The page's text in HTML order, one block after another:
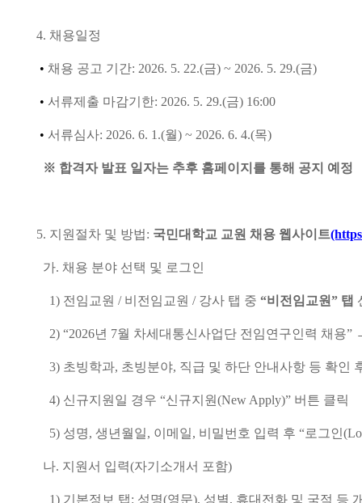
4. 채용일정
• 채용 공고 기간: 2026. 5. 22.(금) ~ 2026. 5. 29.(금)
• 서류제출 마감기한: 2026. 5. 29.(금) 16:00
• 서류심사: 2026. 6. 1.(월) ~ 2026. 6. 4.(목)
※ 합격자 발표 일자는 추후 홈페이지를 통해 공지 예정
5. 지원절차 및 방법: 국민대학교 교원 채용 웹사이트
가. 채용 분야 선택 및 로그인
1) 전임교원 / 비전임교원 / 강사 탭 중 “비전임교원” 탭
2) “2026년 7월 차세대통신사업단 전임연구인력 채용”
3) 초빙학과, 초빙분야, 직급 및 하단 안내사항 등 확인
4) 신규지원일 경우 “신규지원(New Apply)” 버튼 클릭
5) 성명, 생년월일, 이메일, 비밀번호 입력 후 “로그인
나. 지원서 입력(자기소개서 포함)
1) 기본정보 탭: 성명(영문), 성별, 휴대전화 및 국적 등